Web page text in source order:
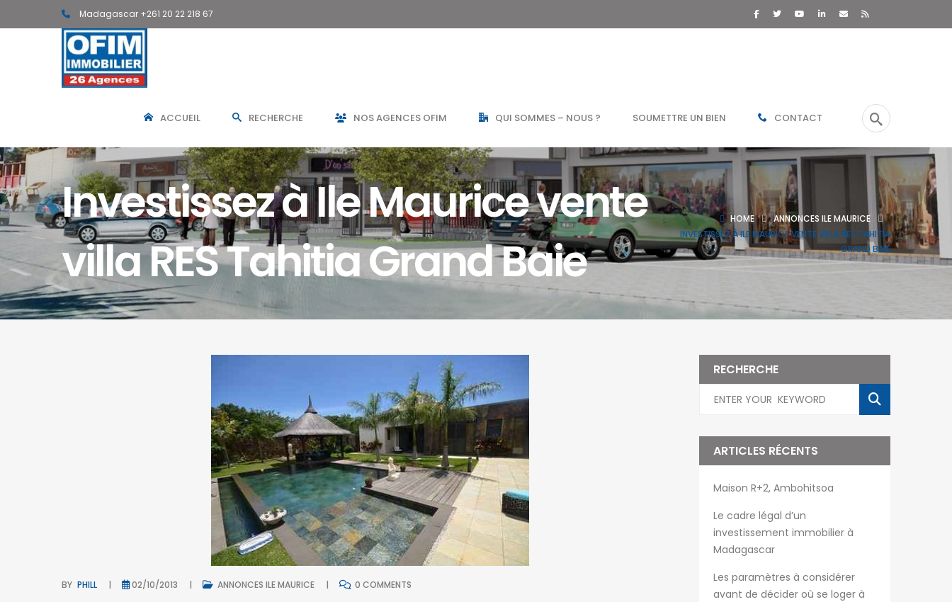
Madagascar +261 20 22 218 67
ACCUEIL RECHERCHE NOS AGENCES OFIM QUI SOMMES – NOUS ? SOUMETTRE UN BIEN CONTACT
Investissez à Ile Maurice vente
villa RES Tahitia Grand Baie
HOME
ANNONCES ILE MAURICE
INVESTISSEZ À ILE MAURICE VENTE VILLA RES TAHITIA
GRAND BAIE
BY PHILL 02/10/2013 ANNONCES ILE MAURICE 0 COMMENTS
RECHERCHE
ARTICLES RÉCENTS
Maison R+2, Ambohitsoa
Le cadre légal d’un
investissement immobilier à
Madagascar
Les paramètres à considérer
avant de décider où se loger à